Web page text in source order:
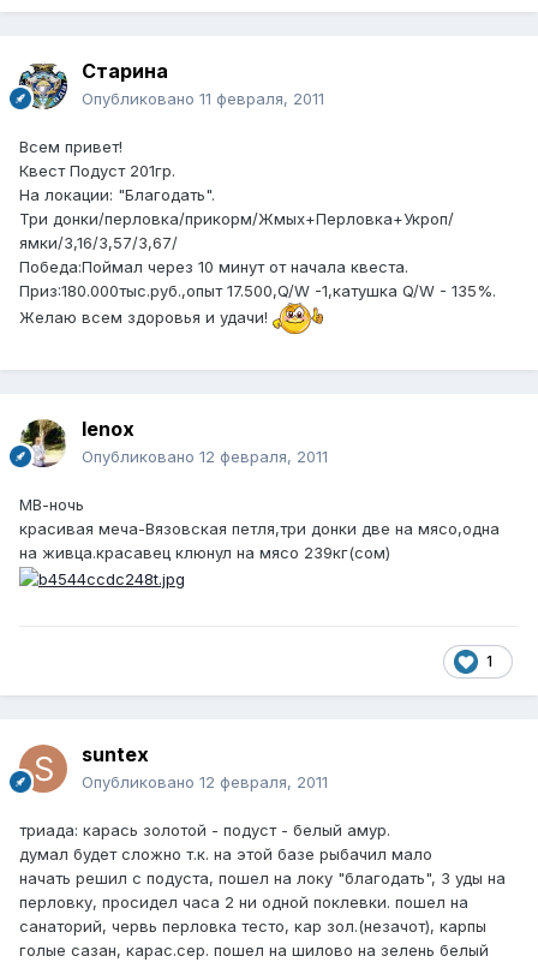
Старина
Опубликовано 11 февраля, 2011
Всем привет!
Квест Подуст 201гр.
На локации: "Благодать".
Три донки/перловка/прикорм/Жмых+Перловка+Укроп/
ямки/3,16/3,57/3,67/
Победа:Поймал через 10 минут от начала квеста.
Приз:180.000тыс.руб.,опыт 17.500,Q/W -1,катушка Q/W - 135%.
Желаю всем здоровья и удачи!
lenox
Опубликовано 12 февраля, 2011
МВ-ночь
красивая меча-Вязовская петля,три донки две на мясо,одна
на живца.красавец клюнул на мясо 239кг(сом)
1
suntex
Опубликовано 12 февраля, 2011
триада: карась золотой - подуст - белый амур.
думал будет сложно т.к. на этой базе рыбачил мало
начать решил с подуста, пошел на локу "благодать", 3 уды на
перловку, просидел часа 2 ни одной поклевки. пошел на
санаторий, червь перловка тесто, кар зол.(незачот), карпы
голые сазан, карас.сер. пошел на шилово на зелень белый